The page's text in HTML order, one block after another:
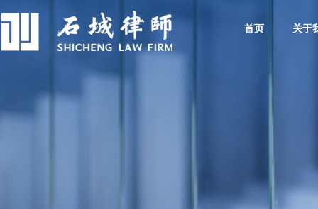
首页 关于